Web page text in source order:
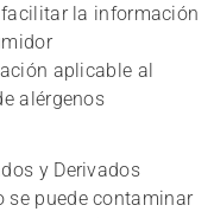
la información
aplicable al
alérgenos
y Derivados
se puede contaminar